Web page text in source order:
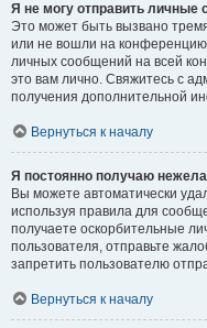
Я не могу отправить личные
Это может быть вызвано
или не вошли на
личных сообщений на всей
это вам лично. Свяжитесь с
получения дополнительной
Вернуться к началу
Я постоянно получаю
Вы можете автоматически
используя правила для
получаете оскорбительные
пользователя, отправьте
запретить пользователю
Вернуться к началу